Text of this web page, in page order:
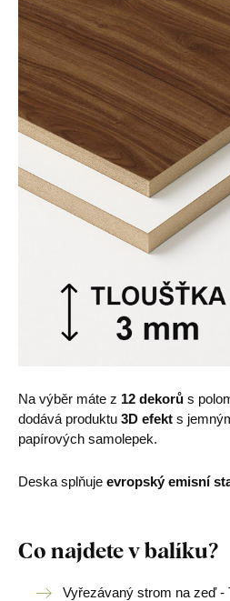
Na výběr máte z 12 dekorů s
dodává produktu 3D efekt s
papírových samolepek.
Deska splňuje evropský emisní
Co najdete v balíku?
Vyřezávaný strom na zeď -